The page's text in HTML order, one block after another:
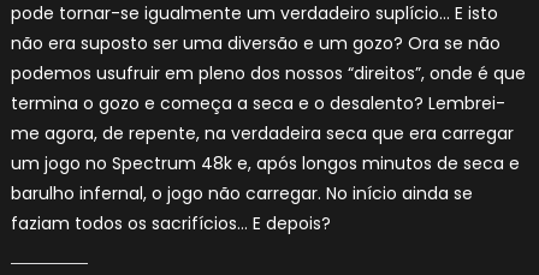
pode tornar-se igualmente um verdadeiro suplício… E isto
não era suposto ser uma diversão e um gozo? Ora se não
podemos usufruir em pleno dos nossos “direitos”, onde é que
termina o gozo e começa a seca e o desalento? Lembrei-
me agora, de repente, na verdadeira seca que era carregar
um jogo no Spectrum 48k e, após longos minutos de seca e
barulho infernal, o jogo não carregar. No início ainda se
faziam todos os sacrifícios… E depois?